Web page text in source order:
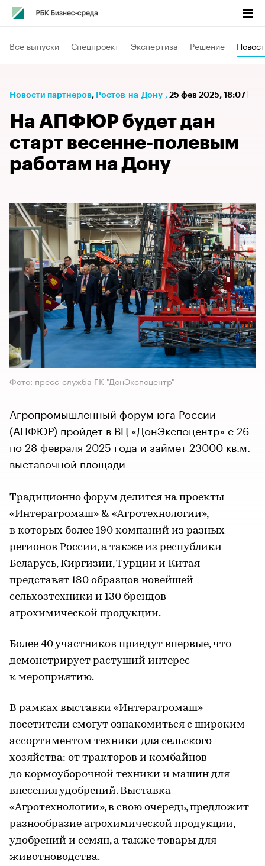
Все выпуски Спецпроект Экспертиза Решение
Новости партнеров⁠, Ростов-на-Дону , 25 фев 2025, 18:07
На АПФЮР будет дан
старт весенне-полевым
работам на Дону
Фото: пресс-служба ГК "ДонЭкспоцентр"
Агропромышленный форум юга России
(АПФЮР) пройдет в ВЦ «ДонЭкспоцентр» с 26
по 28 февраля 2025 года и займет 23000 кв.м.
выставочной площади
Традиционно форум делится на проекты
«Интерагромаш» & «Агротехнологии»,
в которых более 190 компаний из разных
регионов России, а также из республики
Беларусь, Киргизии, Турции и Китая
представят 180 образцов новейшей
сельхозтехники и 130 брендов
агрохимической продукции.
Более 40 участников приедут впервые, что
демонстрирует растущий интерес
к мероприятию.
В рамках выставки «Интерагромаш»
посетители смогут ознакомиться с широким
ассортиментом техники для сельского
хозяйства: от тракторов и комбайнов
до кормоуборочной техники и машин для
внесения удобрений. Выставка
«Агротехнологии», в свою очередь, предложит
разнообразие агрохимической продукции,
удобрений и семян, а также товары для
животноводства.